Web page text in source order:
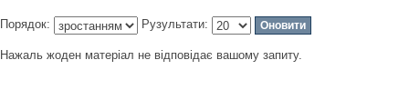
Порядок: Рузультати:
Нажаль жоден матеріал не відповідає вашому запиту.